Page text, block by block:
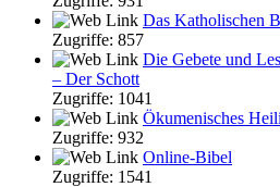
Das Katholischen
Zugriffe: 857
Die Gebete und
– Der Schott
Zugriffe: 1041
Ökumenisches
Zugriffe: 932
Online-Bibel
Zugriffe: 1541